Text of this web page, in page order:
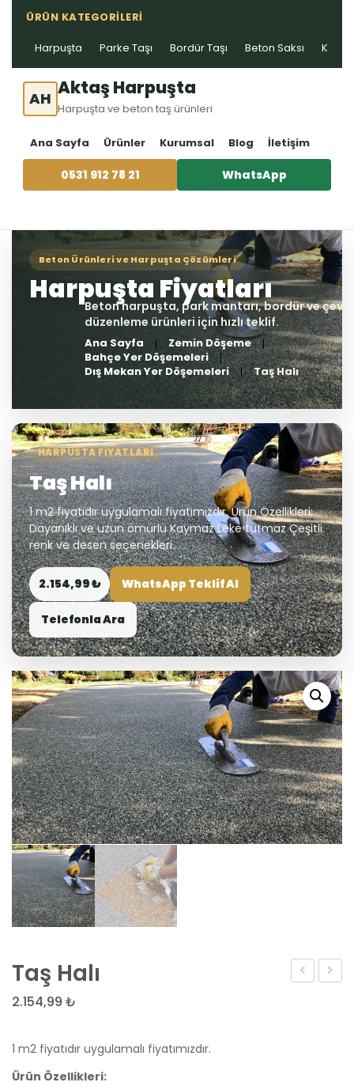
ÜRÜN KATEGORILERI
Harpuşta Parke Taşı Bordür Taşı Beton Saksı Kablo
AH Aktaş Harpuşta
Harpuşta ve beton taş ürünleri
Ana Sayfa Ürünler Kurumsal Blog İletişim
0531 912 78 21 WhatsApp
Ana Sayfa
Zemin Döşeme
Bahçe Yer Döşemeleri
Dış Mekan Yer Döşemeleri
Taş Halı
HARPUSTA FIYATLARI
Taş Halı
1 m2 fiyatıdır uygulamalı fiyatımızdır. Ürün Özellikleri:
Dayanıklı ve uzun ömürlü Kaymaz Leke tutmaz Çeşitli
renk ve desen seçenekleri
2.154,99 ₺ WhatsApp Teklif Al
Telefonla Ara
Taş Halı
2.154,99 ₺
1 m2 fiyatıdır uygulamalı fiyatımızdır.
Ürün Özellikleri: